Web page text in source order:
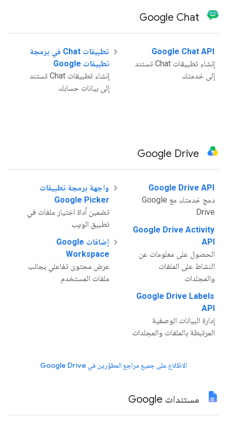
Google Chat API
إنشاء تطبيقات Chat تستند
إلى خدمتك
تطبيقات Chat في برمجة
تطبيقات Google
إنشاء تطبيقات Chat تستند
إلى بيانات حسابك
Google Drive API
دمج خدمتك مع Google
Drive
Google Drive Activity
API
الحصول على معلومات عن
النشاط على الملفات
والمجلدات
Google Drive Labels
API
إدارة البيانات الوصفية
المرتبطة بالملفات والمجلدات
واجهة برمجة تطبيقات
Google Picker
تضمين أداة اختيار ملفات في
تطبيق الويب
إضافات Google
Workspace
عرض محتوى تفاعلي بجانب
ملفات المستخدم
الاطّلاع على جميع مراجع المطوّرين في Google Drive
مستندات Google